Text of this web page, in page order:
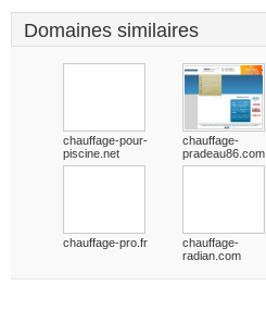
Domaines similaires
chauffage-pour-
piscine.net
chauffage-
pradeau86.com
chauffage-pro.fr
chauffage-
radian.com